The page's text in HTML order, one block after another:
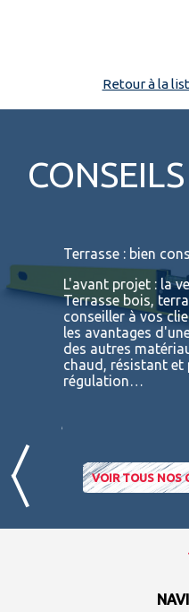
Retour à la
CONSEILS
la suite
Terrasse : bien
L'avant projet : la
Terrasse bois,
conseiller à vos
les avantages
des autres
chaud, résistant et
régulation…
VOIR TOUS NOS